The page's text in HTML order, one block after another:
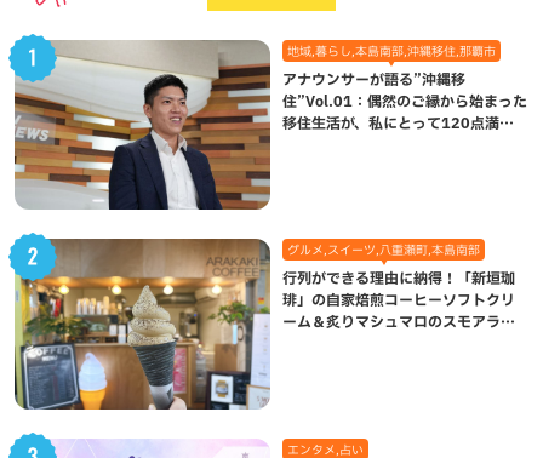
地域,暮らし,本島南部,沖縄移住,那覇市
アナウンサーが語る”沖縄移
住”Vol.01：偶然のご縁から始まった
移住生活が、私にとって120点満点
グルメ,スイーツ,八重瀬町,本島南部
行列ができる理由に納得！「新垣珈
琲」の自家焙煎コーヒーソフトクリ
ーム＆炙りマシュマロのスモアラテ
エンタメ,占い